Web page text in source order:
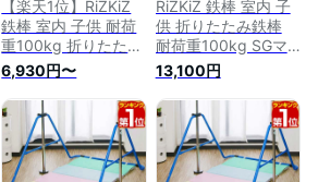
【楽天1位】RiZKiZ
鉄棒 室内 子供 耐荷
重100kg 折りたたみ
鉄棒 安全 SGマーク
家庭用 トレーニング
子ども 3才〜 逆上が
り ぶら下がり てつ
ぼう 折り畳み 男の
子 女の子 保育園 幼
6,930円〜
RiZKiZ 鉄棒 室内 子
供 折りたたみ鉄棒
耐荷重100kg SGマ
ーク 家庭用 トレー
ニング 子ども 逆上
がり ぶら下がり て
つぼう 練習 折り畳
み 男の子 女の子 保
育園 幼稚園 小学校
13,100円